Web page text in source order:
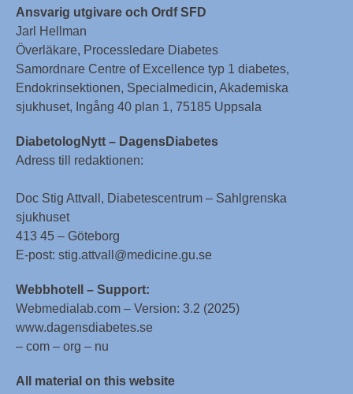
Ansvarig utgivare och Ordf SFD
Jarl Hellman
Överläkare, Processledare Diabetes
Samordnare Centre of Excellence typ 1 diabetes,
Endokrinsektionen, Specialmedicin, Akademiska
sjukhuset, Ingång 40 plan 1, 75185 Uppsala
DiabetologNytt – DagensDiabetes
Adress till redaktionen:
Doc Stig Attvall, Diabetescentrum – Sahlgrenska
sjukhuset
413 45 – Göteborg
E-post: stig.attvall@medicine.gu.se
Webbhotell – Support:
Webmedialab.com – Version: 3.2 (2025)
www.dagensdiabetes.se
– com – org – nu
All material on this website